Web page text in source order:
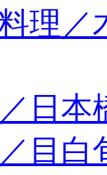
理／
日本
目白